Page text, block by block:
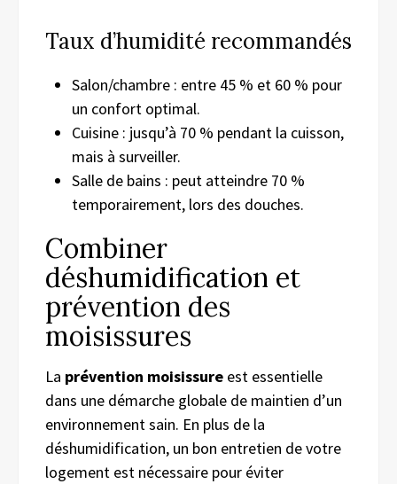
Taux d’humidité recommandés
Salon/chambre : entre 45 % et 60 % pour
un confort optimal.
Cuisine : jusqu’à 70 % pendant la cuisson,
mais à surveiller.
Salle de bains : peut atteindre 70 %
temporairement, lors des douches.
Combiner
déshumidification et
prévention des
moisissures
La prévention moisissure est essentielle
dans une démarche globale de maintien d’un
environnement sain. En plus de la
déshumidification, un bon entretien de votre
logement est nécessaire pour éviter